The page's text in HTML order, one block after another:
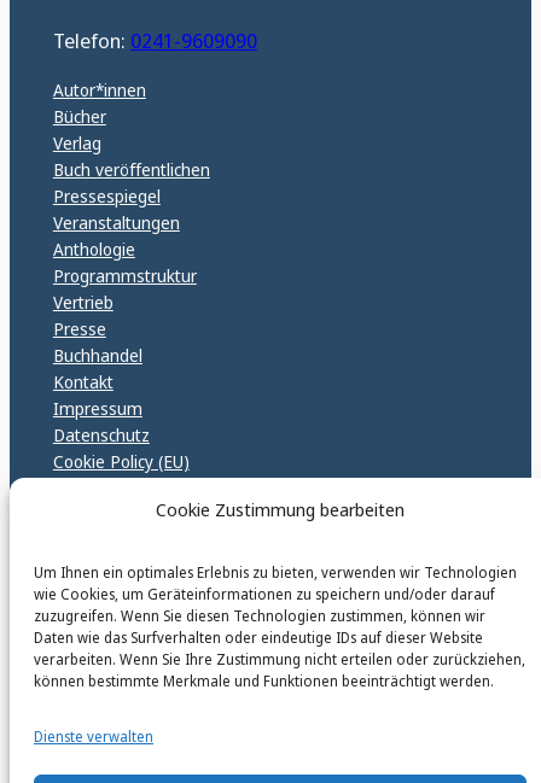
Cookie Zustimmung bearbeiten
Um Ihnen ein optimales Erlebnis zu bieten, verwenden wir Technologien
wie Cookies, um Geräteinformationen zu speichern und/oder darauf
zuzugreifen. Wenn Sie diesen Technologien zustimmen, können wir
Daten wie das Surfverhalten oder eindeutige IDs auf dieser Website
verarbeiten. Wenn Sie Ihre Zustimmung nicht erteilen oder zurückziehen,
können bestimmte Merkmale und Funktionen beeinträchtigt werden.
Dienste verwalten
Telefon: 0241-9609090
Autor*innen
Bücher
Verlag
Buch veröffentlichen
Pressespiegel
Veranstaltungen
Anthologie
Programmstruktur
Vertrieb
Presse
Buchhandel
Kontakt
Impressum
Datenschutz
Cookie Policy (EU)
karinfischerverlag_ac
@karinfischerverlag_ac
Follow